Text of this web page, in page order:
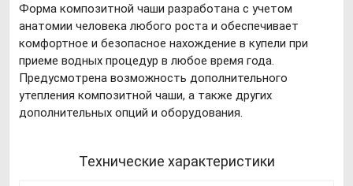
Форма композитной чаши разработана с учетом
анатомии человека любого роста и обеспечивает
комфортное и безопасное нахождение в купели при
приеме водных процедур в любое время года.
Предусмотрена возможность дополнительного
утепления композитной чаши, а также других
дополнительных опций и оборудования.
Технические характеристики